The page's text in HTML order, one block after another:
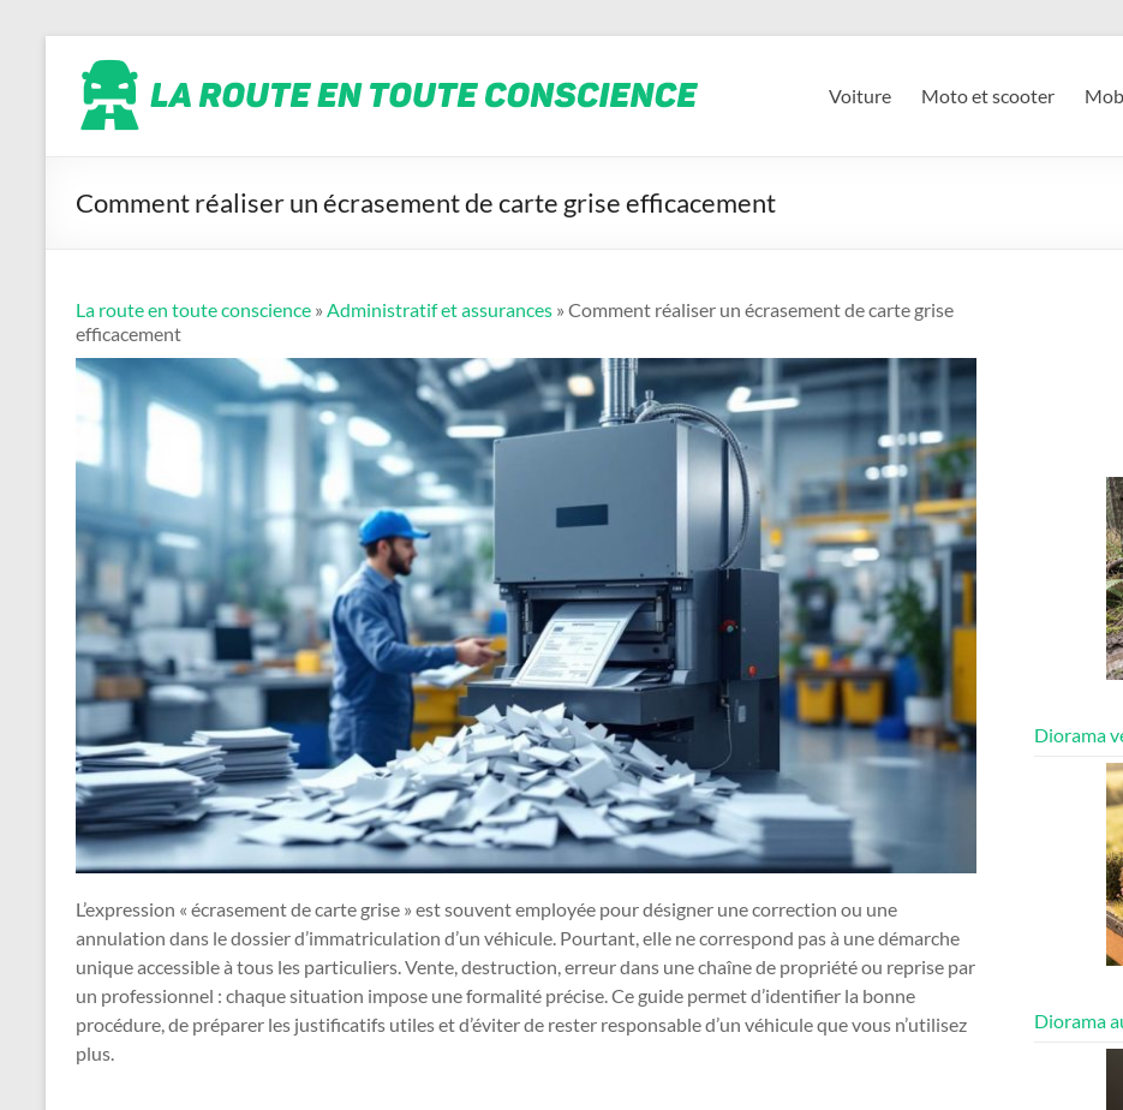
contenu
La
route
en
conscience
Voiture Moto et scooter
Comment réaliser un écrasement de carte grise efficacement
La route en toute conscience » Administratif et assurances » Comment réaliser un écrasement de carte grise
efficacement
L’expression « écrasement de carte grise » est souvent employée pour désigner une correction ou une
annulation dans le dossier d’immatriculation d’un véhicule. Pourtant, elle ne correspond pas à une démarche
unique accessible à tous les particuliers. Vente, destruction, erreur dans une chaîne de propriété ou reprise par
un professionnel : chaque situation impose une formalité précise. Ce guide permet d’identifier la bonne
procédure, de préparer les justificatifs utiles et d’éviter de rester responsable d’un véhicule que vous n’utilisez
plus.
Diorama
Diorama